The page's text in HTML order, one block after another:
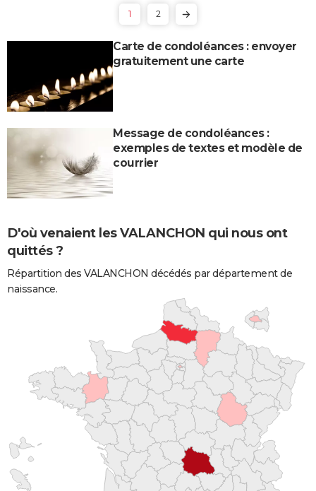
1 2
Carte de condoléances : envoyer
gratuitement une carte
Message de condoléances :
exemples de textes et modèle de
courrier
D'où venaient les VALANCHON qui nous ont
quittés ?
Répartition des VALANCHON décédés par département de
naissance.